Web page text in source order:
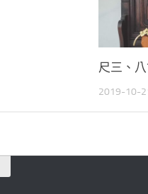
尺三、
2019-10-